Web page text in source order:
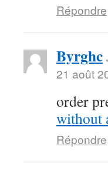
Répondre
Byrghc
21 août
order
without
Répondre